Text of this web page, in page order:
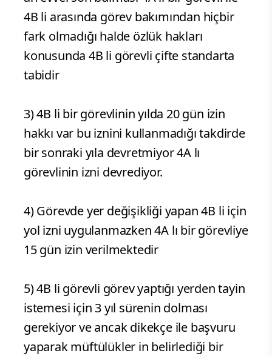
4B li arasında görev bakımından hiçbir
fark olmadığı halde özlük hakları
konusunda 4B li görevli çifte standarta
tabidir
3) 4B li bir görevlinin yılda 20 gün izin
hakkı var bu iznini kullanmadığı takdirde
bir sonraki yıla devretmiyor 4A lı
görevlinin izni devrediyor.
4) Görevde yer değişikliği yapan 4B li için
yol izni uygulanmazken 4A lı bir görevliye
15 gün izin verilmektedir
5) 4B li görevli görev yaptığı yerden tayin
istemesi için 3 yıl sürenin dolması
gerekiyor ve ancak dikekçe ile başvuru
yaparak müftülükler in belirlediği bir